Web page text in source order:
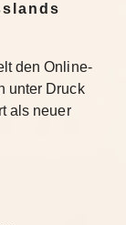
den Online-
unter Druck
als neuer